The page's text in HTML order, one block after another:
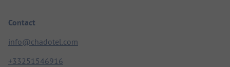
Contact
info@chadotel.com
+33251546916